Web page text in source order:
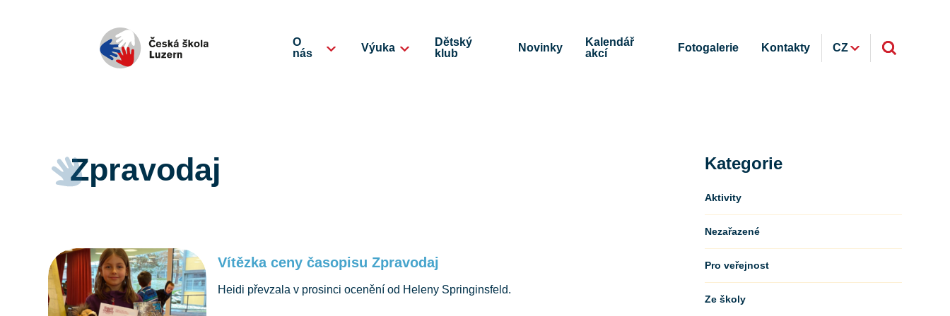
O
nás
Výuka
Dětský
klub
Novinky
Kalendář
akcí
Fotogalerie Kontakty CZ
Zpravodaj
Vítězka ceny časopisu Zpravodaj
Heidi převzala v prosinci ocenění od Heleny Springinsfeld.
Kategorie
Aktivity
Nezařazené
Pro veřejnost
Ze školy